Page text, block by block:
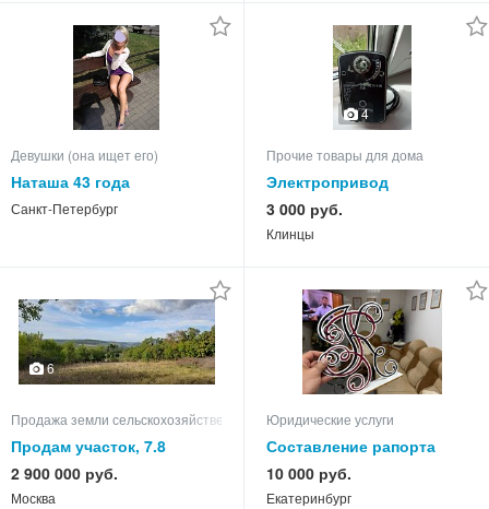
Девушки (она ищет его)
Наташа 43 года
Санкт-Петербург
4
Прочие товары для дома
Электропривод
воздушной заслонки
Luftberg DA05S220 с
пружинным возвратом
3 000 руб.
Клинцы
6
Продажа земли сельскохозяйственного назначения
Продам участок, 7.8
2 900 000 руб.
Москва
Юридические услуги
Составление рапорта
военнослужащему:
помощь адвоката
10 000 руб.
Екатеринбург